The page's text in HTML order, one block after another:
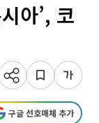
아’, 코
구글 선호매체 추가